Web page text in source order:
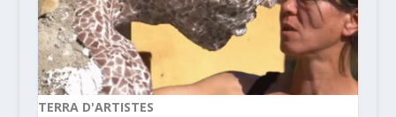
TERRA D'ARTISTES